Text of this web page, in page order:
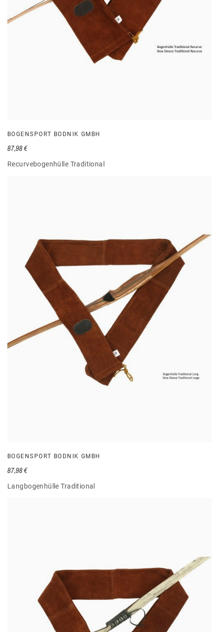
BOGENSPORT BODNIK GMBH
Recurvebogenhülle Traditional
87,98 €
BOGENSPORT BODNIK GMBH
Langbogenhülle Traditional
87,98 €